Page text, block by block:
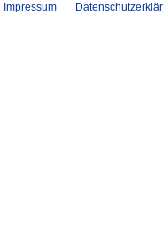
Impressum